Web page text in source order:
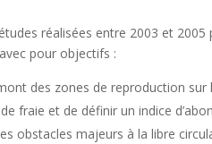
réalisées entre 2003 et
avec pour objectifs :
des zones de reproduction
fraie et de définir un indice
obstacles majeurs à la libre